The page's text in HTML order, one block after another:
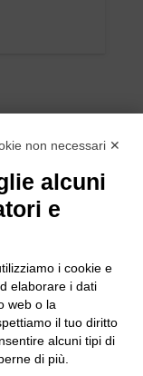
non necessari ✕
alcuni
e
i cookie e
elaborare i dati
web o la
il tuo diritto
alcuni tipi di
di più.